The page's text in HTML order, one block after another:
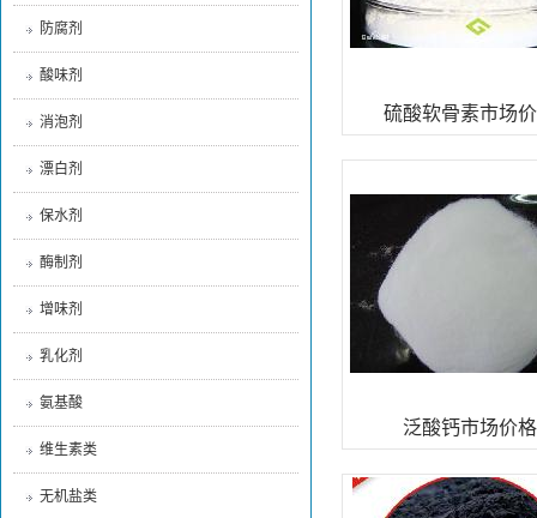
防腐剂
酸味剂
消泡剂
漂白剂
保水剂
酶制剂
增味剂
乳化剂
氨基酸
维生素类
无机盐类
硫酸软骨素市场
泛酸钙市场价格